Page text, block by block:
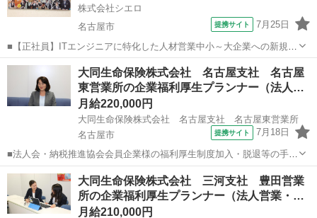
株式会社シエロ
名古屋市
提携サイト 7月25日
■【正社員】ITエンジニアに特化した人材営業中小～大企業への新規及
びルート営業 ・企業へのアプローチ（新規3：既存7） ・エンジニアの
採用面談・企業への人材営業・就業現場への同行・終業後のフォロー
＼営業に集中できる分業体制を...
愛知 名古屋市 代理店営業
大同生命保険株式会社 名古屋支社 名古屋
東営業所の企業福利厚生プランナー（法人…
月給220,000円
大同生命保険株式会社 名古屋支社 名古屋東営業所
名古屋市
提携サイト 7月18日
■法人会・納税推進協会会員企業様の福利厚生制度加入・脱退等の手続
きなどをお任せします。 家庭訪問ではなく、会員である法人企業様へ
と出向き、当社のお薦めするプランのご案内などがメイン。個人宅訪
問や知人・友人への保険勧誘は一切あ...
愛知 名古屋市 代理店営業
大同生命保険株式会社 三河支社 豊田営業
所の企業福利厚生プランナー（法人営業・…
月給210,000円